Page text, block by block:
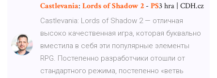
Castlevania: LordsofShadow2 - PS3 hra | CDH.cz
Castlevania: Lords of Shadow 2 — отличная
высоко качественная игра, которая буквально
вместила в себя эти популярные элементы
RPG. Постепенно разработчики отошли от
стандартного режима, постепенно «ветвь